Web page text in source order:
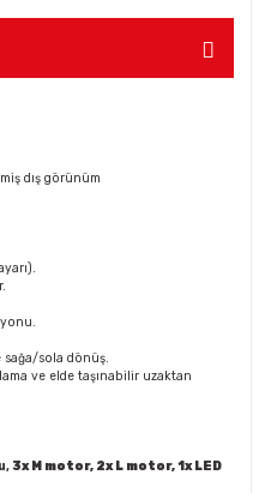
dış görünüm
sola dönüş.
ve elde taşınabilir uzaktan
3x M motor, 2x L motor,1x LED